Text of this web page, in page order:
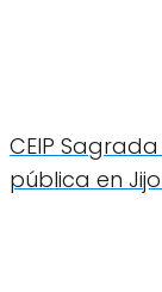
CEIP
pública en